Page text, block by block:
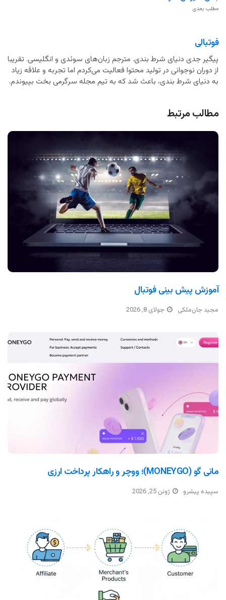
مطلب بعدی
فوتبالی
پیگیر جدی دنیای شرط بندی. مترجم زبان‌های سوئدی و انگلیسی. تقریبا
از دوران نوجوانی در تولید محتوا فعالیت می‌کردم اما تجربه و علاقه زیاد
به دنیای شرط بندی، باعث شد که به تیم مجله سرگرمی بخت بپیوندم.
مطالب مرتبط
آموزش پیش بینی فوتبال
مجید جان‌ملکی جولای 8, 2026
مانی گو (MONEYGO)؛ ووچر و راهکار پرداخت ارزی
سپیده پیشرو ژوئن 25, 2026